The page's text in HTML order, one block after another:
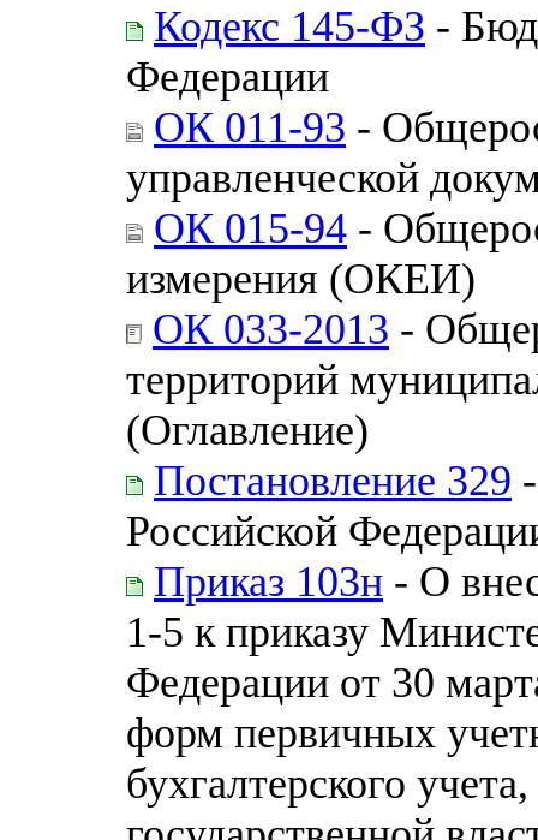
Кодекс 145-ФЗ -
Федерации
ОК 011-93 -
управленческой
ОК 015-94 -
измерения (ОКЕИ)
ОК 033-2013 -
территорий
(Оглавление)
Постановление 329
Российской
Приказ 103н - О
1-5 к приказу
Федерации от 30
форм первичных
бухгалтерского